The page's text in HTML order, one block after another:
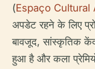
(Espaço
अपडेट रहने के लिए
बावजूद, सांस्कृतिक
हुआ है और कला